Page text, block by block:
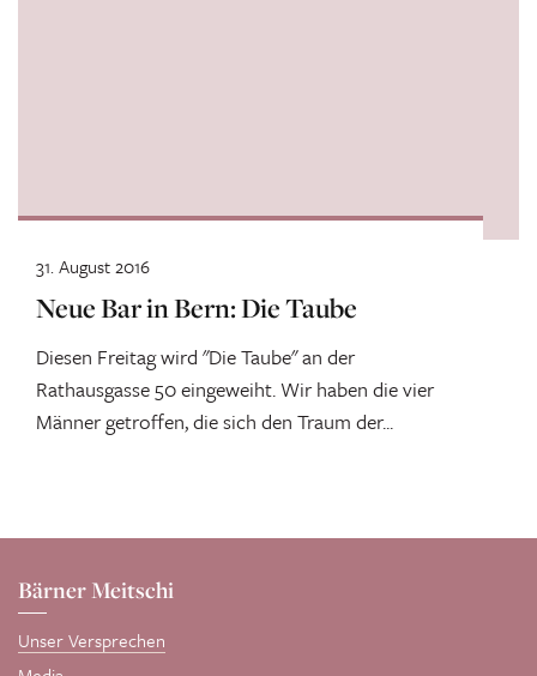
Neue Bar in Bern: Die Taube
Diesen Freitag wird "Die Taube" an der
Rathausgasse 50 eingeweiht. Wir haben die vier
Männer getroffen, die sich den Traum der...
31. August 2016
Bärner Meitschi
Unser Versprechen